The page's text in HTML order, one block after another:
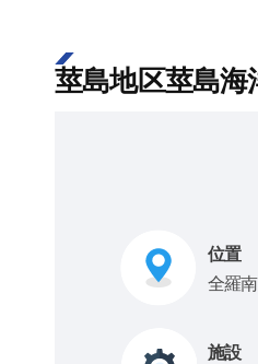
莖島地区莖島
位置
全羅
施設